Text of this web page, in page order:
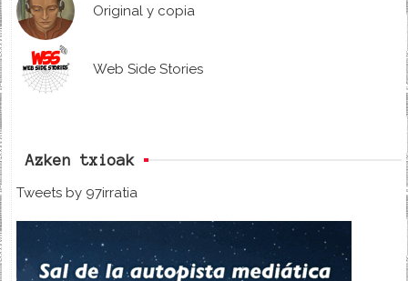
Original y copia
Web Side Stories
Azken txioak
Tweets by 97irratia